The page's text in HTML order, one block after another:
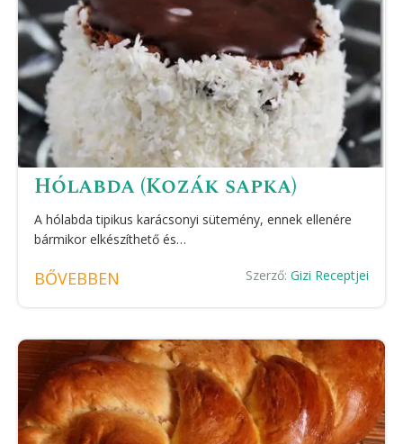
Hólabda (Kozák sapka)
A hólabda tipikus karácsonyi sütemény, ennek ellenére
bármikor elkészíthető és…
BŐVEBBEN Szerző: Gizi Receptjei